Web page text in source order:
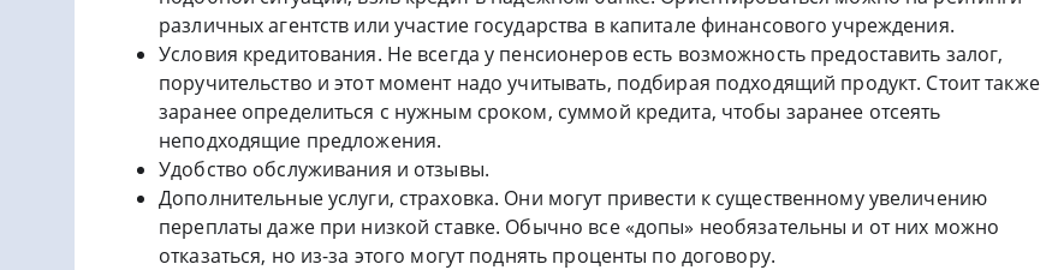
различных агентств или участие государства в капитале финансового учреждения.
Условия кредитования. Не всегда у пенсионеров есть возможность предоставить залог,
поручительство и этот момент надо учитывать, подбирая подходящий продукт. Стоит также
заранее определиться с нужным сроком, суммой кредита, чтобы заранее отсеять
неподходящие предложения.
Удобство обслуживания и отзывы.
Дополнительные услуги, страховка. Они могут привести к существенному увеличению
переплаты даже при низкой ставке. Обычно все «допы» необязательны и от них можно
отказаться, но из-за этого могут поднять проценты по договору.